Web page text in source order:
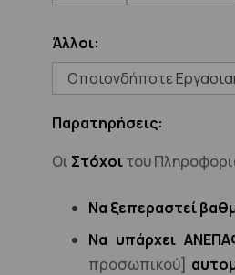
Άλλοι:
Οποιονδήποτε
Παρατηρήσεις:
Οι Στόχοιτου
Να ξεπεραστεί
Να υπάρχει
προσωπικού]